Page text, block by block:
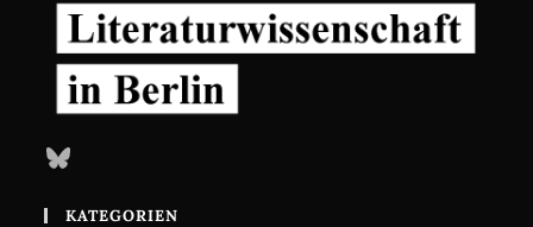
Bluesky
KATEGORIEN